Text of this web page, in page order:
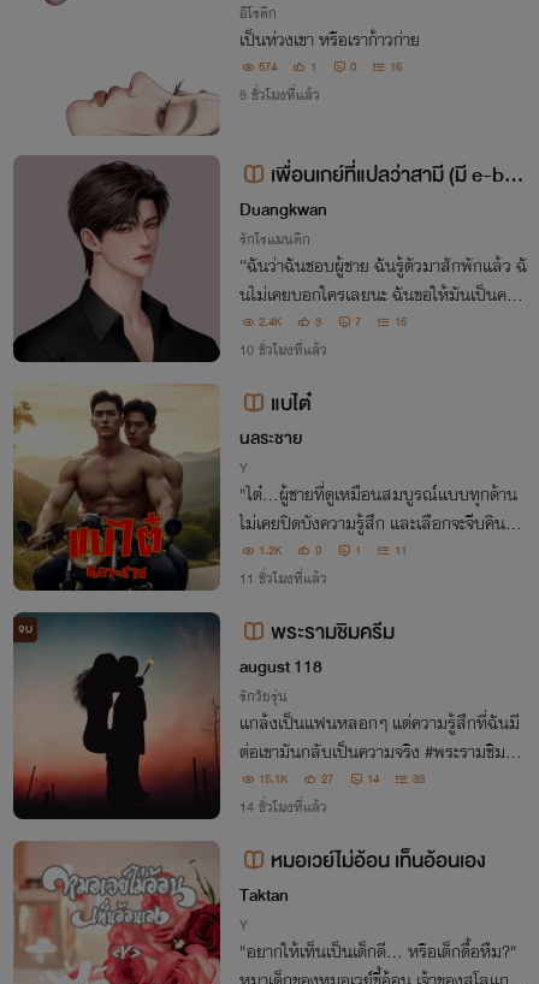
อีโรติก
เป็นห่วงเขา หรือเราก้าวก่าย
574 1 0 16
8 ชั่วโมงที่แล้ว
เพื่อนเกย์ที่แปลว่าสามี (มี e-bo
ok)
Duangkwan
รักโรแมนติก
“ฉันว่าฉันชอบผู้ชาย ฉันรู้ตัวมาสักพักแล้ว ฉั
นไม่เคยบอกใครเลยนะ ฉันขอให้มันเป็นควา
มลับแค่ระหว่างเราได้ไหม”
2.4K 3 7 15
10 ชั่วโมงที่แล้ว
แบไต๋
นลระชาย
Y
"ไต๋...ผู้ชายที่ดูเหมือนสมบูรณ์แบบทุกด้าน
ไม่เคยปิดบังความรู้สึก และเลือกจะจีบคินด้ว
ยหัวใจที่ตรงไปตรงมา ทุกคำพูด ทุกการกระ
ทำ คือการ ‘แบไต๋’ อย่างไม่อ้อมค้อม จนคินที่
1.2K 0 1 11
11 ชั่วโมงที่แล้ว
จบ พระรามชิมครีม
august 118
รักวัยรุ่น
แกล้งเป็นแฟนหลอกๆ แต่ความรู้สึกที่ฉันมี
ต่อเขามันกลับเป็นความจริง #พระรามชิมครี
ม 15.1K 27 14 33
14 ชั่วโมงที่แล้ว
หมอเวย์ไม่อ้อน เท็นอ้อนเอง
Taktan
Y
"อยากให้เท็นเป็นเด็กดี... หรือเด็กดื้อหืม?"